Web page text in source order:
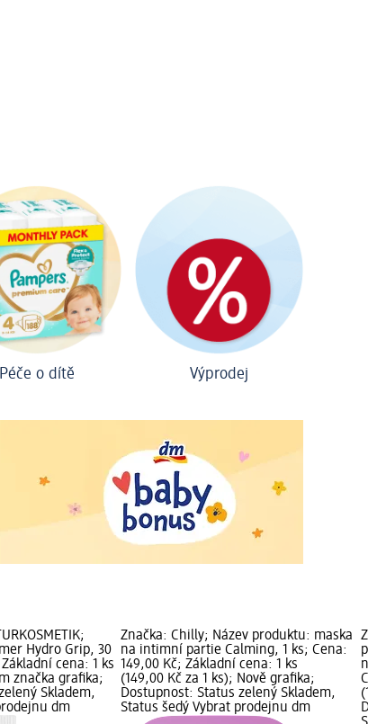
Péče o dítě Výprodej
Hydro Grip, 30
cena: 1 ks
značka grafika;
Skladem,
dm
Značka: Chilly; Název produktu: maska
na intimní partie Calming, 1 ks; Cena:
149,00 Kč; Základní cena: 1 ks
(149,00 Kč za 1 ks); Nově grafika;
Dostupnost: Status zelený Skladem,
Status šedý Vybrat prodejnu dm